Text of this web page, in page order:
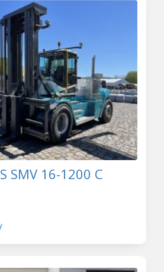
SMV 16-1200 C